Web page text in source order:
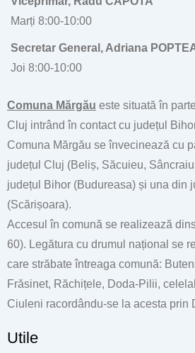
Marți 8:00-10:00
Secretar General, Adriana
Joi 8:00-10:00
Comuna Mărgău este situată în
Cluj intrând în contact cu județul
Comuna Mărgău se învecinează cu
județul Cluj (Beliș, Săcuieu,
județul Bihor (Budureasa) și una din
(Scărișoara).
Accesul în comună se realizează
60). Legătura cu drumul național se
care străbate întreaga comună:
Frăsinet, Răchițele, Doda-Pilii,
Ciuleni racordându-se la acesta prin
Utile